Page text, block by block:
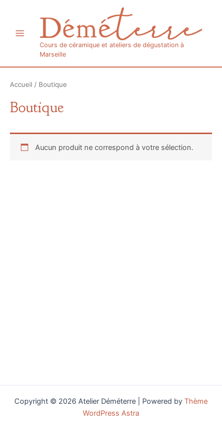
contenuMenu
Cours de céramique et ateliers de dégustation à
Marseille
Accueil / Boutique
Boutique
Aucun produit ne correspond à votre sélection.
Copyright © 2026 Atelier Déméterre | Powered by Thème
WordPress Astra